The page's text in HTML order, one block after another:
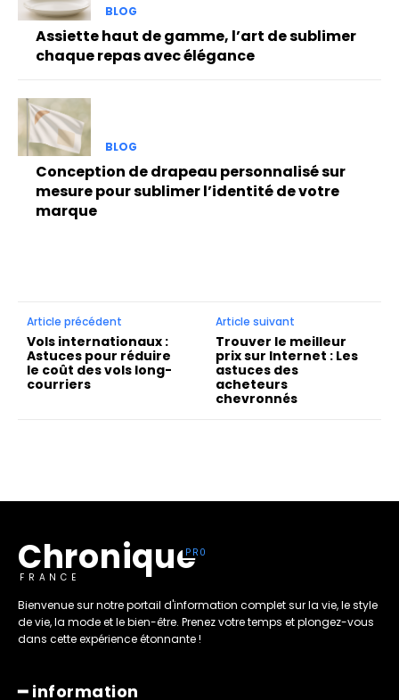
BLOG
Assiette haut de gamme, l’art de sublimer
chaque repas avec élégance
BLOG
Conception de drapeau personnalisé sur
mesure pour sublimer l’identité de votre
marque
Article précédent
Vols internationaux :
Astuces pour réduire
le coût des vols long-
courriers
Article suivant
Trouver le meilleur
prix sur Internet : Les
astuces des
acheteurs
chevronnés
Chronique
FRANCE
Bienvenue sur notre portail d'information complet sur la vie, le style
de vie, la mode et le bien-être. Prenez votre temps et plongez-vous
dans cette expérience étonnante !
━ information